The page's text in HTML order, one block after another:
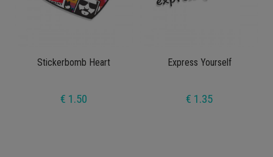
Stickerbomb Heart
€ 1.50
Express Yourself
€ 1.35